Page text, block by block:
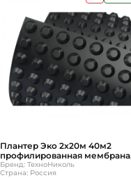
Плантер Эко 2х20м 40м2
профилированная мембрана
Planter Eco ТехноНИКОЛЬ
Бренд: ТехноНиколь
Страна: Россия